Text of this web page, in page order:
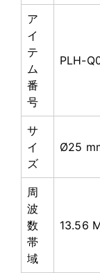
ア
イ
テ
ム
番
号
PLH-
サ
イ
ズ
Ø25
周
波
数
帯
域
13.56